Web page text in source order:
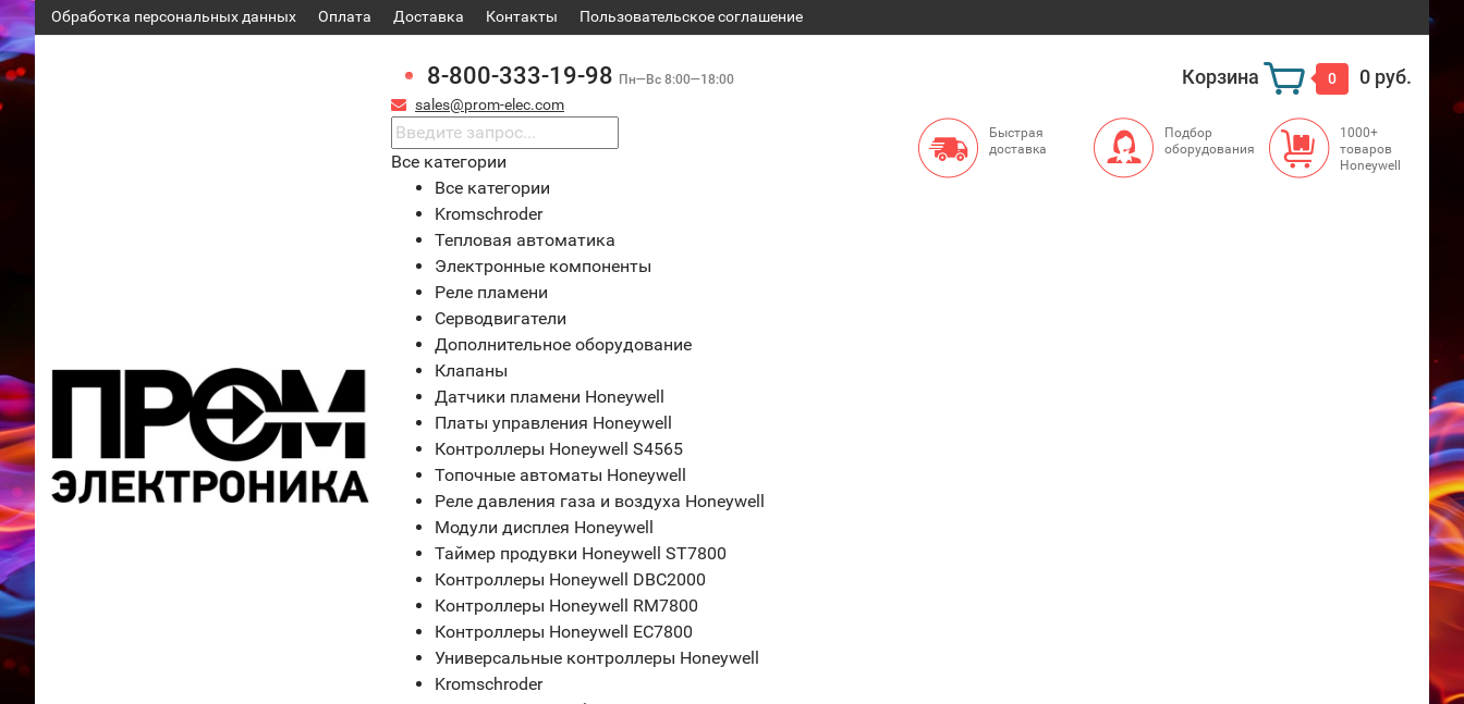
Обработка персональных данных Оплата Доставка Контакты ​Пользовательское соглашение
8-800-333-19-98 Пн—Вс 8:00—18:00
sales@prom-elec.com
Корзина 0 0 руб.
Все категории
Все категории
Kromschroder
Тепловая автоматика
Электронные компоненты
Реле пламени
Серводвигатели
Дополнительное оборудование
Клапаны
Датчики пламени Honeywell
Платы управления Honeywell
Контроллеры Honeywell S4565
Топочные автоматы Honeywell
Реле давления газа и воздуха Honeywell
Модули дисплея Honeywell
Таймер продувки Honeywell ST7800
Контроллеры Honeywell DBC2000
Контроллеры Honeywell RM7800
Контроллеры Honeywell EC7800
Универсальные контроллеры Honeywell
Kromschroder
Быстрая
доставка
Подбор
оборудования
1000+
товаров
Honeywell